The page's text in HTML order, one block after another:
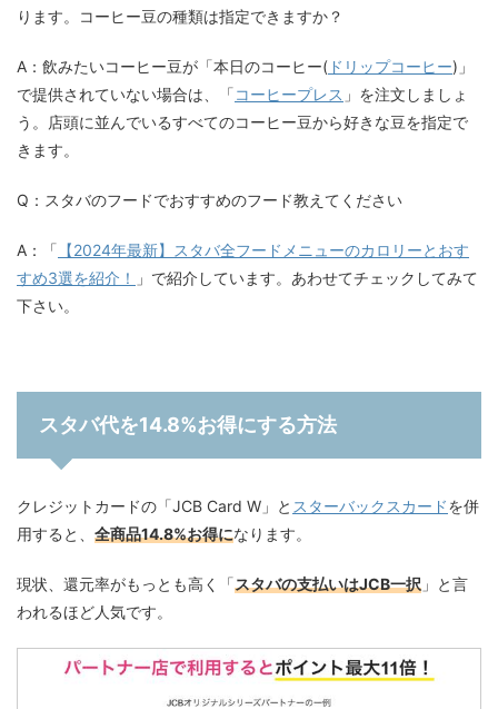
ります。コーヒー豆の種類は指定できますか？
A：飲みたいコーヒー豆が「本日のコーヒー( ドリップコーヒー)」
で提供されていない場合は、「コーヒープレス 」を注文しましょ
う。店頭に並んでいるすべてのコーヒー豆から好きな豆を指定で
きます。
Q：スタバのフードでおすすめのフード教えてください
A：「 【2024年最新】スタバ全フードメニューのカロリーとおす
すめ3選を紹介！
」で紹介しています。あわせてチェックしてみて
下さい。
スタバ代を14.8%お得にする方法
クレジットカードの「JCB Card W」と スターバックスカードを併
用すると、 全商品14.8%お得になります。
現状、還元率がもっとも高く「スタバの支払いはJCB一択 」と言
われるほど人気です。